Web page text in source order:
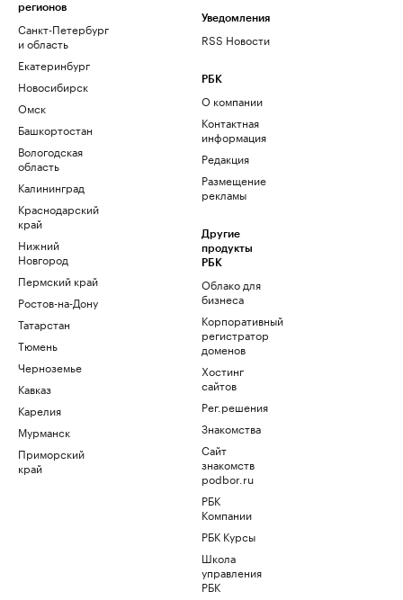
регионов
Санкт-Петербург
и область
Екатеринбург
Новосибирск
Омск
Башкортостан
Вологодская
область
Калининград
Краснодарский
край
Нижний
Новгород
Пермский край
Ростов-на-Дону
Татарстан
Тюмень
Черноземье
Кавказ
Карелия
Мурманск
Приморский
край
Уведомления
RSS Новости
РБК
О компании
Контактная
информация
Редакция
Размещение
рекламы
Другие
продукты
РБК
Облако для
бизнеса
Корпоративный
регистратор
доменов
Хостинг
сайтов
Рег.решения
Знакомства
Сайт
знакомств
podbor.ru
РБК
Компании
РБК Курсы
Школа
управления
РБК